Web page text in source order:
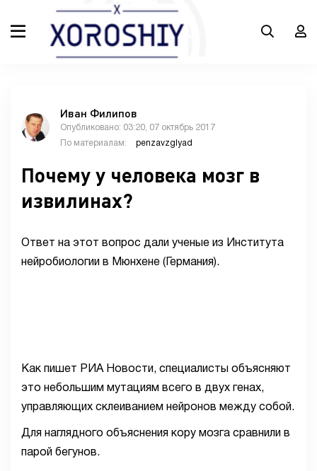
Иван Филипов
Опубликовано: 03:20, 07 октябрь 2017
По материалам:
penzavzglyad
Почему у человека мозг в
извилинах?
Ответ на этот вопрос дали ученые из Института
нейробиологии в Мюнхене (Германия).
Как пишет РИА Новости, специалисты объясняют
это небольшим мутациям всего в двух генах,
управляющих склеиванием нейронов между собой.
Для наглядного объяснения кору мозга сравнили в
парой бегунов.